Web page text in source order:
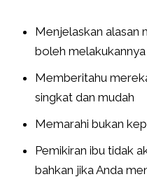
Menjelaskan alasan
boleh melakukannya
Memberitahu
singkat dan mudah
Memarahi bukan
Pemikiran ibu tidak
bahkan jika Anda